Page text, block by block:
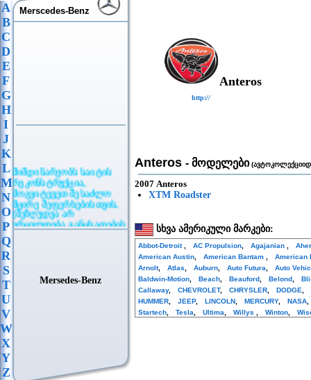
A
B
C
D
E
F
G
H
I
J
K
L
M
N
O
P
Q
R
S
T
U
V
W
X
Y
Z
Merscedes-Benz
მიმდინარეობს საიტის
რეკონსტრუქცია,
მოგვიტევეთ შესაძლო
მცირე შეფერხებისთვის.
(შეზღუდვა არ
ვრცელდება განცხადების
განთავსებაზე)
Mersedes-Benz
Anteros
http://
Anteros - მოდელები
2007 Anteros
XTM Roadster
სხვა ამერიკული მარკები:
Abbot-Detroit AC Propulsion Agajanian
American Austin
American Bantam
American
Arnolt, Atlas Auburn Auto Futura
Auto
Baldwin-Motion
Beach Beauford Belond
Callaway, CHEVROLET, CHRYSLER DODGE
HUMMER
JEEP, LINCOLN MERCURY, NASA
Startech
Tesla Ultima Willys Winton